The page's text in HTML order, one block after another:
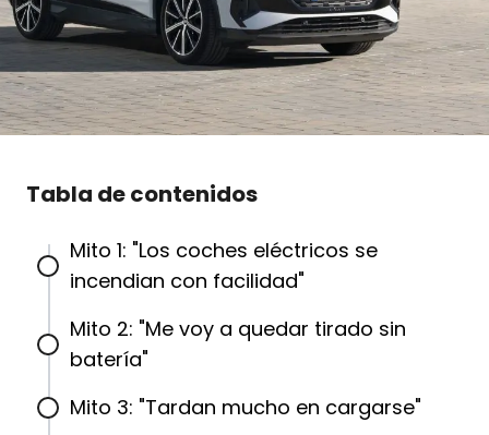
Tabla de contenidos
Mito 1: "Los coches eléctricos se
incendian con facilidad"
Mito 2: "Me voy a quedar tirado sin
batería"
Mito 3: "Tardan mucho en cargarse"